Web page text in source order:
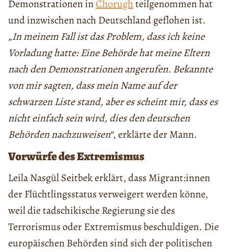
Demonstrationen inChorughteilgenommen hat
und inzwischen nach Deutschland geflohen ist.
„In meinem Fall ist das Problem, dass ich keine
Vorladung hatte: Eine Behörde hat meine Eltern
nach den Demonstrationen angerufen. Bekannte
von mir sagten, dass mein Name auf der
schwarzen Liste stand, aber es scheint mir, dass es
nicht einfach sein wird, dies den deutschen
Behörden nachzuweisen“, erklärte der Mann.
Vorwürfe des Extremismus
Leila Nasgül Seitbek erklärt, dass Migrant:innen
der Flüchtlingsstatus verweigert werden könne,
weil die tadschikische Regierung sie des
Terrorismus oder Extremismus beschuldigen. Die
europäischen Behörden sind sich der politischen